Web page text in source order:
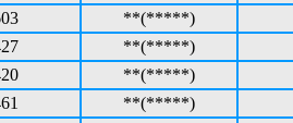
**(*****)
**(*****)
**(*****)
**(*****)